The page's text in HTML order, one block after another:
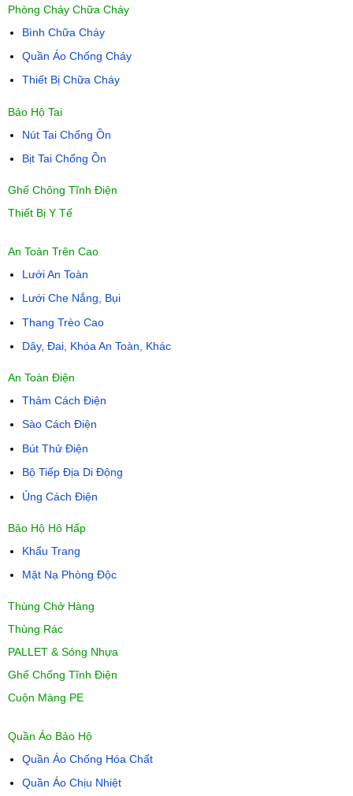
Phòng Cháy Chữa Cháy
Bình Chữa Cháy
Quần Áo Chống Cháy
Thiết Bị Chữa Cháy
Bảo Hộ Tai
Nút Tai Chống Ồn
Bịt Tai Chống Ồn
Ghế Chông Tĩnh Điện
Thiết Bị Y Tế
An Toàn Trên Cao
Lưới An Toàn
Lưới Che Nắng, Bụi
Thang Trèo Cao
Dây, Đai, Khóa An Toàn, Khác
An Toàn Điện
Thảm Cách Điện
Sào Cách Điện
Bút Thử Điện
Bộ Tiếp Địa Di Động
Ủng Cách Điện
Bảo Hộ Hô Hấp
Khẩu Trang
Mặt Nạ Phòng Độc
Thùng Chở Hàng
Thùng Rác
PALLET & Sóng Nhựa
Ghế Chống Tĩnh Điện
Cuộn Màng PE
Quần Áo Bảo Hộ
Quần Áo Chống Hóa Chất
Quần Áo Chịu Nhiệt